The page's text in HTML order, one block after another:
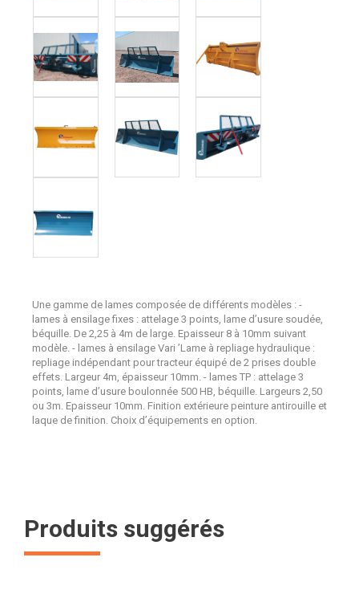
Une gamme de lames composée de différents modèles : -
lames à ensilage fixes : attelage 3 points, lame d’usure soudée,
béquille. De 2,25 à 4m de large. Epaisseur 8 à 10mm suivant
modèle. - lames à ensilage Vari ’Lame à repliage hydraulique :
repliage indépendant pour tracteur équipé de 2 prises double
effets. Largeur 4m, épaisseur 10mm. - lames TP : attelage 3
points, lame d’usure boulonnée 500 HB, béquille. Largeurs 2,50
ou 3m. Epaisseur 10mm. Finition extérieure peinture antirouille et
laque de finition. Choix d’équipements en option.
Produits suggérés